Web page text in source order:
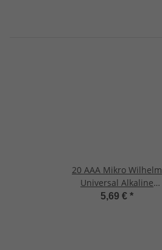
20 AAA Mikro Wilhelm
Universal Alkaline
Batterien im Shrink
5,69 € *